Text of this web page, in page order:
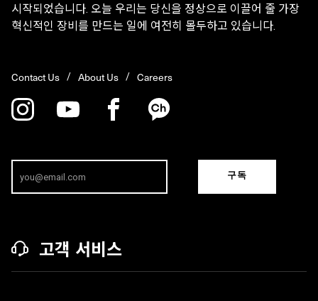
시작되었습니다. 오늘 우리는 당신을 정상으로 이끌어 줄 가장
혁신적인 장비를 만드는 일에 여전히 몰두하고 있습니다.
Contact Us About Us Careers
구독
고객 서비스